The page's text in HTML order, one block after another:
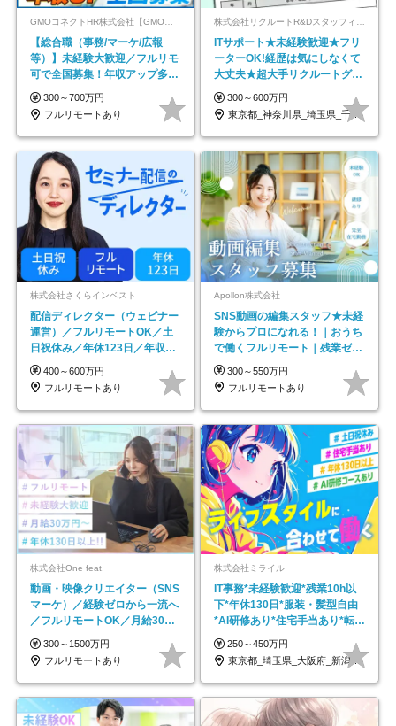
GMOコネクトHR株式会社【GMOインターネットグループ】
【総合職（事務/マーケ/広報
等）】未経験大歓迎／フルリモ
可で全国募集！年収アップ多数
★年休最大130日★
300～700万円
フルリモートあり
株式会社リクルートR&Dスタッフィング【リクルートグループ】
ITサポート★未経験歓迎★フリ
ーターOK!経歴は気にしなくて
大丈夫★超大手リクルートグル
ープの正社員/sg
300～600万円
東京都_神奈川県_埼玉県_千葉県_大阪府…
株式会社さくらインベスト
配信ディレクター（ウェビナー
運営）／フルリモートOK／土
日祝休み／年休123日／年収
600万円可
400～600万円
フルリモートあり
Apollon株式会社
SNS動画の編集スタッフ★未経
験からプロになれる！｜おうち
で働くフルリモート｜残業ゼロ
で18時退勤◎
300～550万円
フルリモートあり
株式会社One feat.
動画・映像クリエイター（SNS
マーケ）／経験ゼロから一流へ
／フルリモートOK／月給30万
円～／年休130日以上
300～1500万円
フルリモートあり
株式会社ミライル
IT事務*未経験歓迎*残業10h以
下*年休130日*服装・髪型自由
*AI研修あり*住宅手当あり*転勤
なし
250～450万円
東京都_埼玉県_大阪府_新潟県_福岡県